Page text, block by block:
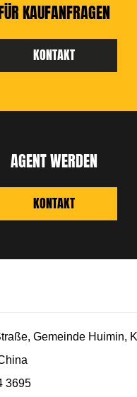
KAUFANFRAGEN
KONTAKT
AGENT WERDEN
KONTAKT
Gemeinde Huimin,
3695